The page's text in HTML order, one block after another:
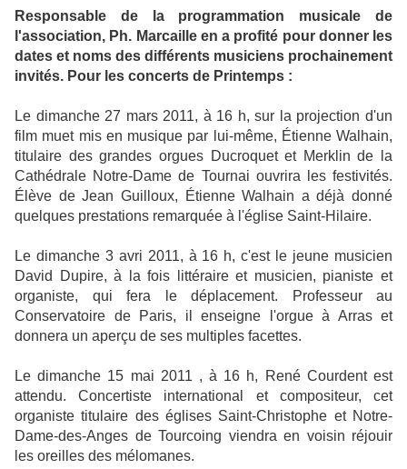
Responsable de la programmation musicale de
l'association, Ph. Marcaille en a profité pour donner les
dates et noms des différents musiciens prochainement
invités. Pour les concerts de Printemps :
Le dimanche 27 mars 2011, à 16 h, sur la projection d'un
film muet mis en musique par lui-même, Étienne Walhain,
titulaire des grandes orgues Ducroquet et Merklin de la
Cathédrale Notre-Dame de Tournai ouvrira les festivités.
Élève de Jean Guilloux, Étienne Walhain a déjà donné
quelques prestations remarquée à l'église Saint-Hilaire.
Le dimanche 3 avri 2011, à 16 h, c'est le jeune musicien
David Dupire, à la fois littéraire et musicien, pianiste et
organiste, qui fera le déplacement.
Professeur au
Conservatoire de Paris, il enseigne l'orgue à Arras et
donnera un aperçu de ses multiples facettes.
Le dimanche 15 mai 2011 , à 16 h, René Courdent est
attendu. Concertiste international et compositeur, cet
organiste titulaire des églises Saint-Christophe et Notre-
Dame-des-Anges de Tourcoing viendra en voisin réjouir
les oreilles des mélomanes.